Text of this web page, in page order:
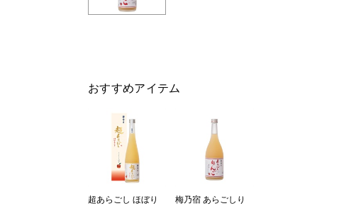
おすすめアイテム
超あらごし ほぼり
梅乃宿 あらごしり